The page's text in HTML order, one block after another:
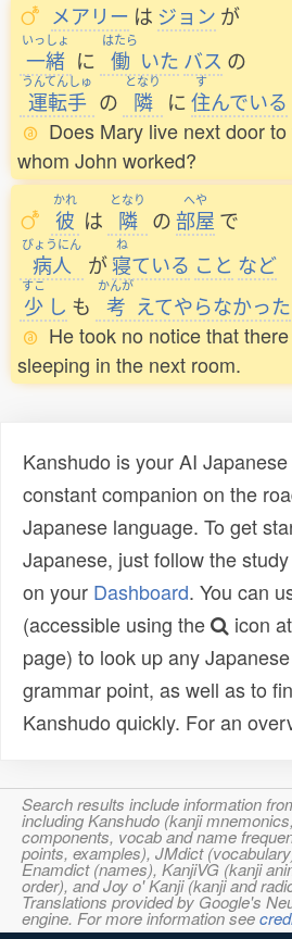
メアリー は ジョン が
いっしょ
一緒 に
はたら
働 いた バス の
うんてんしゅ
運転手 の
となり
隣 に
す
住んでいる
Does Mary live next door
whom John worked?
かれ
彼 は
となり
隣 の
へや
部屋 で
びょうにん
病人 が
ね
寝ている こと など
すこ
少 し も
かんが
考 えてやらなかった
He took no notice that
sleeping in the next room.
Kanshudo is your AI
constant companion on the
Japanese language. To get
Japanese, just follow the
on your Dashboard. You can
(accessible using the
icon
page) to look up any
grammar point, as well as to
Kanshudo quickly. For an
Search results include information
including Kanshudo (kanji
components, vocab and name
points, examples), JMdict
Enamdict (names), KanjiVG (kanji
order), and Joy o' Kanji (kanji and
Translations provided by Google's
engine. For more information see